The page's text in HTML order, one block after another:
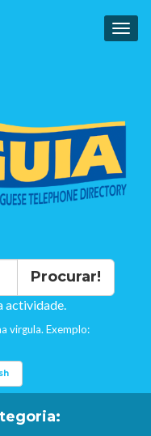
Procurar!
actividade.
virgula. Exemplo: